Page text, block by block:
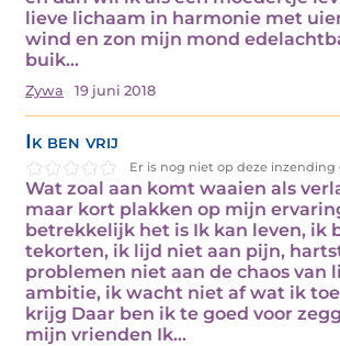
lieve lichaam in harmonie met
wind en zon mijn mond
buik…
Zywa 19 juni 2018
Ik ben vrij
Er is nog niet op deze inzending
Wat zoal aan komt waaien als
maar kort plakken op mijn
betrekkelijk het is Ik kan leven, ik
tekorten, ik lijd niet aan pijn,
problemen niet aan de chaos van
ambitie, ik wacht niet af wat ik
krijg Daar ben ik te goed voor
mijn vrienden Ik…